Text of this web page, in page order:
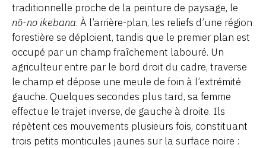
traditionnelle proche de la peinture de paysage, le
nō-no ikebana. À l’arrière-plan, les reliefs d’une région
forestière se déploient, tandis que le premier plan est
occupé par un champ fraîchement labouré. Un
agriculteur entre par le bord droit du cadre, traverse
le champ et dépose une meule de foin à l’extrémité
gauche. Quelques secondes plus tard, sa femme
effectue le trajet inverse, de gauche à droite. Ils
répètent ces mouvements plusieurs fois, constituant
trois petits monticules jaunes sur la surface noire :